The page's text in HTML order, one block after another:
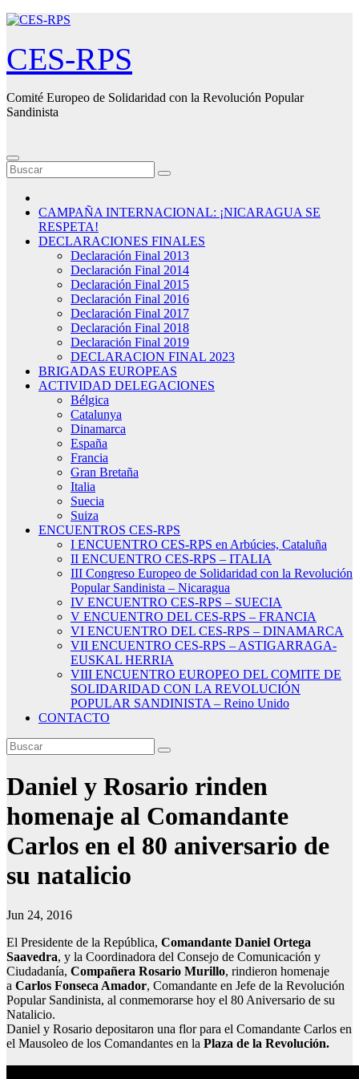
Saltar
contenido
CES-RPS
Comité Europeo de Solidaridad con la Revolución Popular
Sandinista
CAMPAÑA INTERNACIONAL: ¡NICARAGUA SE
RESPETA!
DECLARACIONES FINALES
Declaración Final 2013
Declaración Final 2014
Declaración Final 2015
Declaración Final 2016
Declaración Final 2017
Declaración Final 2018
Declaración Final 2019
DECLARACION FINAL 2023
BRIGADAS EUROPEAS
ACTIVIDAD DELEGACIONES
Bélgica
Catalunya
Dinamarca
España
Francia
Gran Bretaña
Italia
Suecia
Suiza
ENCUENTROS CES-RPS
I ENCUENTRO CES-RPS en Arbúcies, Cataluña
II ENCUENTRO CES-RPS – ITALIA
III Congreso Europeo de Solidaridad con la Revolución
Popular Sandinista – Nicaragua
IV ENCUENTRO CES-RPS – SUECIA
V ENCUENTRO DEL CES-RPS – FRANCIA
VI ENCUENTRO DEL CES-RPS – DINAMARCA
VII ENCUENTRO CES-RPS – ASTIGARRAGA-
EUSKAL HERRIA
VIII ENCUENTRO EUROPEO DEL COMITE DE
SOLIDARIDAD CON LA REVOLUCIÓN
POPULAR SANDINISTA – Reino Unido
CONTACTO
Daniel y Rosario rinden
homenaje al Comandante
Carlos en el 80 aniversario de
su natalicio
Jun 24, 2016
El Presidente de la República, Comandante Daniel Ortega
Saavedra, y la Coordinadora del Consejo de Comunicación y
Ciudadanía, Compañera Rosario Murillo, rindieron homenaje
a Carlos Fonseca Amador, Comandante en Jefe de la Revolución
Popular Sandinista, al conmemorarse hoy el 80 Aniversario de su
Natalicio.
Daniel y Rosario depositaron una flor para el Comandante Carlos en
el Mausoleo de los Comandantes en la Plaza de la Revolución.